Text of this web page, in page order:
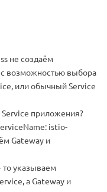
не создаём
возможностью выбора
или обычный Service
приложения?
istio-
Gateway и
указываем
а Gateway и